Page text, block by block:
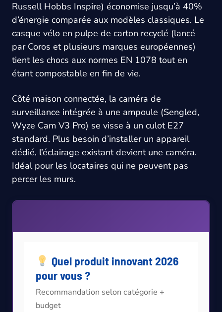
Russell Hobbs Inspire) économise jusqu’à 40%
d’énergie comparée aux modèles classiques. Le
casque vélo en pulpe de carton recyclé (lancé
par Coros et plusieurs marques européennes)
tient les chocs aux normes EN 1078 tout en
étant compostable en fin de vie.
Côté maison connectée, la caméra de
surveillance intégrée à une ampoule (Sengled,
Wyze Cam V3 Pro) se visse à un culot E27
standard. Plus besoin d’installer un appareil
dédié, l’éclairage existant devient une caméra.
Idéal pour les locataires qui ne peuvent pas
percer les murs.
Quel produit innovant 2026
pour vous ?
Recommandation selon catégorie +
budget